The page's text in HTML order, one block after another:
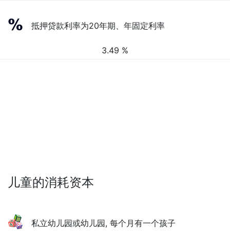
抵押贷款利率为20年期、年固定利率
3.49 %
儿童的消耗资本
私立幼儿园或幼儿园, 每个月有一个孩子